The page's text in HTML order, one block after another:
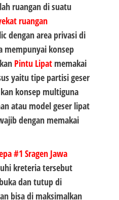
ruangan di suatu
ruangan
dengan area privasi di
mempunyai konsep
Pintu Lipatmemakai
yaitu tipe partisi geser
konsep multiguna
atau model geser lipat
dengan memakai
#1 Sragen Jawa
kreteria tersebut
dan tutup di
bisa di maksimalkan